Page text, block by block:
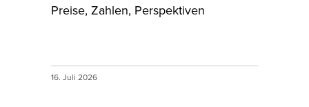
Preise, Zahlen, Perspektiven
16. Juli 2026